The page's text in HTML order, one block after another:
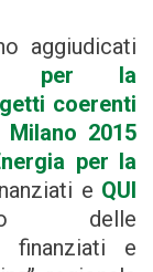
aggiudicati
per la
coerenti
2015
per la
e QUI
delle
finanziati e